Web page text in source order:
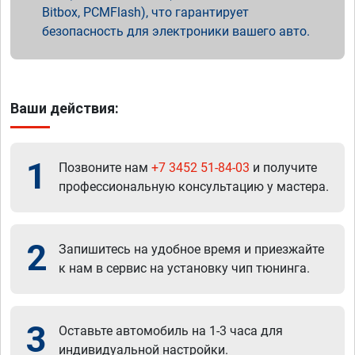
Bitbox, PCMFlash), что гарантирует
безопасность для электроники вашего авто.
Ваши действия:
1 Позвоните нам +7 3452 51-84-03 и получите
профессиональную консультацию у мастера.
2
Запишитесь на удобное время и приезжайте
к нам в сервис на установку чип тюнинга.
3
Оставьте автомобиль на 1-3 часа для
индивидуальной настройки.